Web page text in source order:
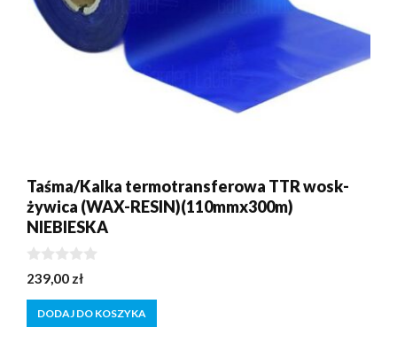
Taśma/Kalka termotransferowa TTR wosk-
żywica (WAX-RESIN)(110mmx300m)
NIEBIESKA
0
z
5
239,00 zł
DODAJ DO KOSZYKA